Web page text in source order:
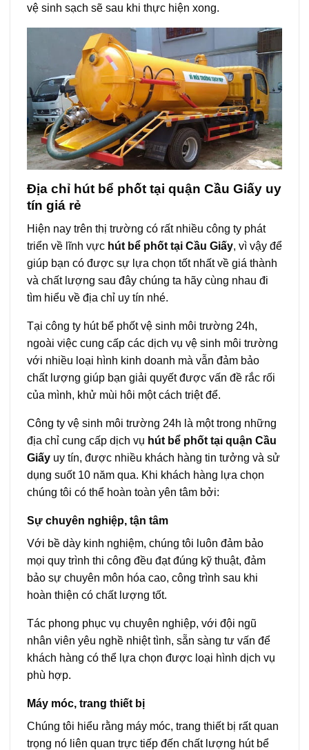
vệ sinh sạch sẽ sau khi thực hiện xong.
Địa chỉ hút bể phốt tại quận Cầu Giấy uy
tín giá rẻ
Hiện nay trên thị trường có rất nhiều công ty phát
triển về lĩnh vực hút bể phốt tại Cầu Giấy, vì vậy để
giúp bạn có được sự lựa chọn tốt nhất về giá thành
và chất lượng sau đây chúng ta hãy cùng nhau đi
tìm hiểu về địa chỉ uy tín nhé.
Tại công ty hút bể phốt vệ sinh môi trường 24h,
ngoài việc cung cấp các dịch vụ vệ sinh môi trường
với nhiều loại hình kinh doanh mà vẫn đảm bảo
chất lượng giúp bạn giải quyết được vấn đề rắc rối
của mình, khử mùi hôi một cách triệt để.
Công ty vệ sinh môi trường 24h là một trong những
địa chỉ cung cấp dịch vụ hút bể phốt tại quận Cầu
Giấy uy tín, được nhiều khách hàng tin tưởng và sử
dụng suốt 10 năm qua. Khi khách hàng lựa chọn
chúng tôi có thể hoàn toàn yên tâm bởi:
Sự chuyên nghiệp, tận tâm
Với bề dày kinh nghiệm, chúng tôi luôn đảm bảo
mọi quy trình thi công đều đạt đúng kỹ thuật, đảm
bảo sự chuyên môn hóa cao, công trình sau khi
hoàn thiện có chất lượng tốt.
Tác phong phục vụ chuyên nghiệp, với đội ngũ
nhân viên yêu nghề nhiệt tình, sẵn sàng tư vấn để
khách hàng có thể lựa chọn được loại hình dịch vụ
phù hợp.
Máy móc, trang thiết bị
Chúng tôi hiểu rằng máy móc, trang thiết bị rất quan
trọng nó liên quan trực tiếp đến chất lượng hút bể